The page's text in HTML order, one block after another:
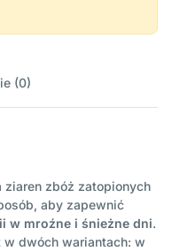
(0)
ziaren zbóż zatopionych
aby zapewnić
w mroźne i śnieżne dni.
w dwóch wariantach: w